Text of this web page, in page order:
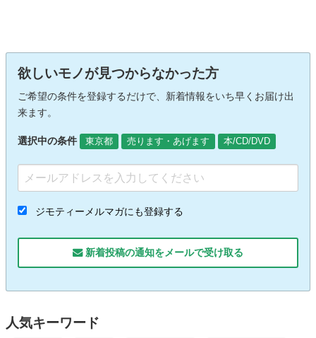
欲しいモノが見つからなかった方
ご希望の条件を登録するだけで、新着情報をいち早くお届け出
来ます。
選択中の条件 東京都 売ります・あげます 本/CD/DVD
ジモティーメルマガにも登録する
新着投稿の通知をメールで受け取る
人気キーワード